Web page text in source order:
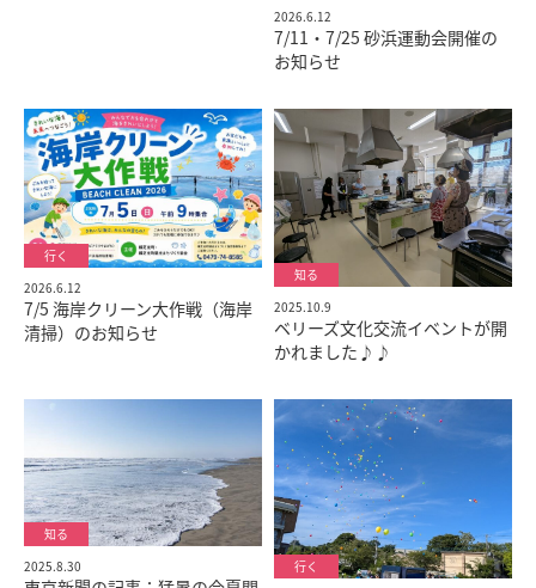
2026.6.12
7/11・7/25 砂浜運動会開催の
お知らせ
2026.6.12
7/5 海岸クリーン大作戦（海岸
清掃）のお知らせ
2025.10.9
ベリーズ文化交流イベントが開
かれました♪♪
2025.8.30